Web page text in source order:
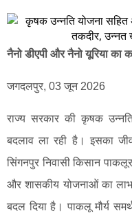
गौरेला पेंड्रा मरवाही
खैरागढ़-छुईखदान-गंडई
सारंगढ़-बिलाईगढ़
मनेन्द्रगढ़ – चिरिमिरी – भरतपुर
सक्ति
नैनो डीएपी और नैनो यूरिया का
जगदलपुर, 03 जून 2026
राज्य सरकार की कृषक
बदलाव ला रही है। इसका
सिंगनपुर निवासी किसान
और शासकीय योजनाओं का
बदल दिया है। पाकलू मौर्य